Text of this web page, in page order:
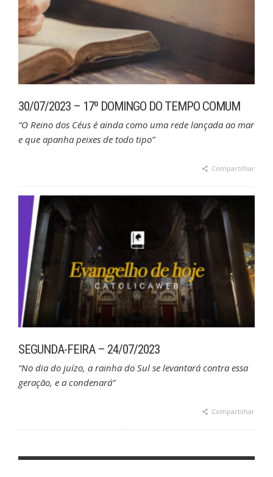
30/07/2023 – 17º DOMINGO DO TEMPO COMUM
“O Reino dos Céus é ainda como uma rede lançada ao mar
e que apanha peixes de todo tipo”
Compartilhar
SEGUNDA-FEIRA – 24/07/2023
“No dia do juízo, a rainha do Sul se levantará contra essa
geração, e a condenará”
Compartilhar